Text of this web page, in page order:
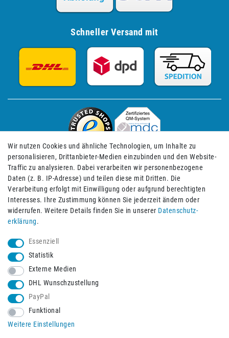
Schneller Versand mit
Impressum Daten­schutz­erklärung AGB
Wir nutzen Cookies und ähnliche Technologien, um Inhalte zu
personalisieren, Drittanbieter-Medien einzubinden und den Website-
Traffic zu analysieren. Dabei verarbeiten wir personenbezogene
Daten (z. B. IP-Adresse) und teilen diese mit Dritten. Die
Verarbeitung erfolgt mit Einwilligung oder aufgrund berechtigten
Interesses. Ihre Zustimmung können Sie jederzeit ändern oder
widerrufen. Weitere Details finden Sie in unserer Daten­schutz­
erklärung.
Essenziell
Statistik
Externe Medien
DHL Wunschzustellung
PayPal
Funktional
Weitere Einstellungen